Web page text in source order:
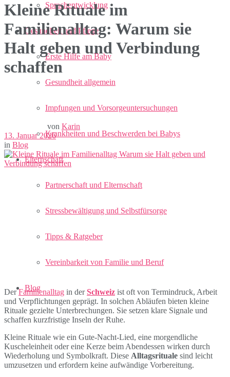
Sprachentwicklung
Gesundheit und Pflege
Erste Hilfe am Baby
Gesundheit allgemein
Impfungen und Vorsorgeuntersuchungen
Krankheiten und Beschwerden bei Babys
Elternschaft
Partnerschaft und Elternschaft
Stressbewältigung und Selbstfürsorge
Tipps & Ratgeber
Vereinbarkeit von Familie und Beruf
Blog
Kleine Rituale im
Familienalltag: Warum sie
Halt geben und Verbindung
schaffen
von Karin
13. Januar 2026
in Blog
DerFamilienalltag in derSchweiz ist oft von Termindruck, Arbeit
und Verpflichtungen geprägt. In solchen Abläufen bieten kleine
Rituale gezielte Unterbrechungen. Sie setzen klare Signale und
schaffen kurzfristige Inseln der Ruhe.
Kleine Rituale wie ein Gute-Nacht-Lied, eine morgendliche
Kuscheleinheit oder eine Kerze beim Abendessen wirken durch
Wiederholung und Symbolkraft. Diese Alltagsrituale sind leicht
umzusetzen und erfordern keine aufwändige Vorbereitung.